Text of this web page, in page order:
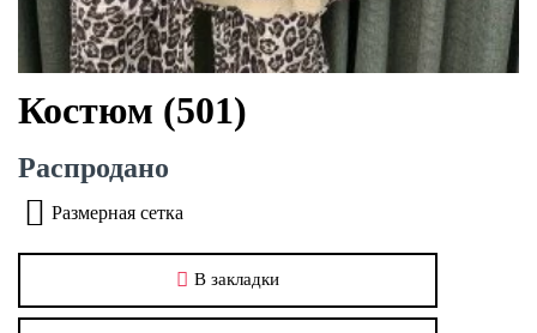
Костюм (501)
Распродано
В закладки
Размерная сетка